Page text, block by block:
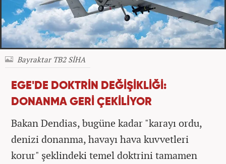
Bayraktar TB2 SİHA
EGE'DE DOKTRİN DEĞİŞİKLİĞİ:
DONANMA GERİ ÇEKİLİYOR
Bakan Dendias, bugüne kadar "karayı ordu,
denizi donanma, havayı hava kuvvetleri
korur" şeklindeki temel doktrini tamamen